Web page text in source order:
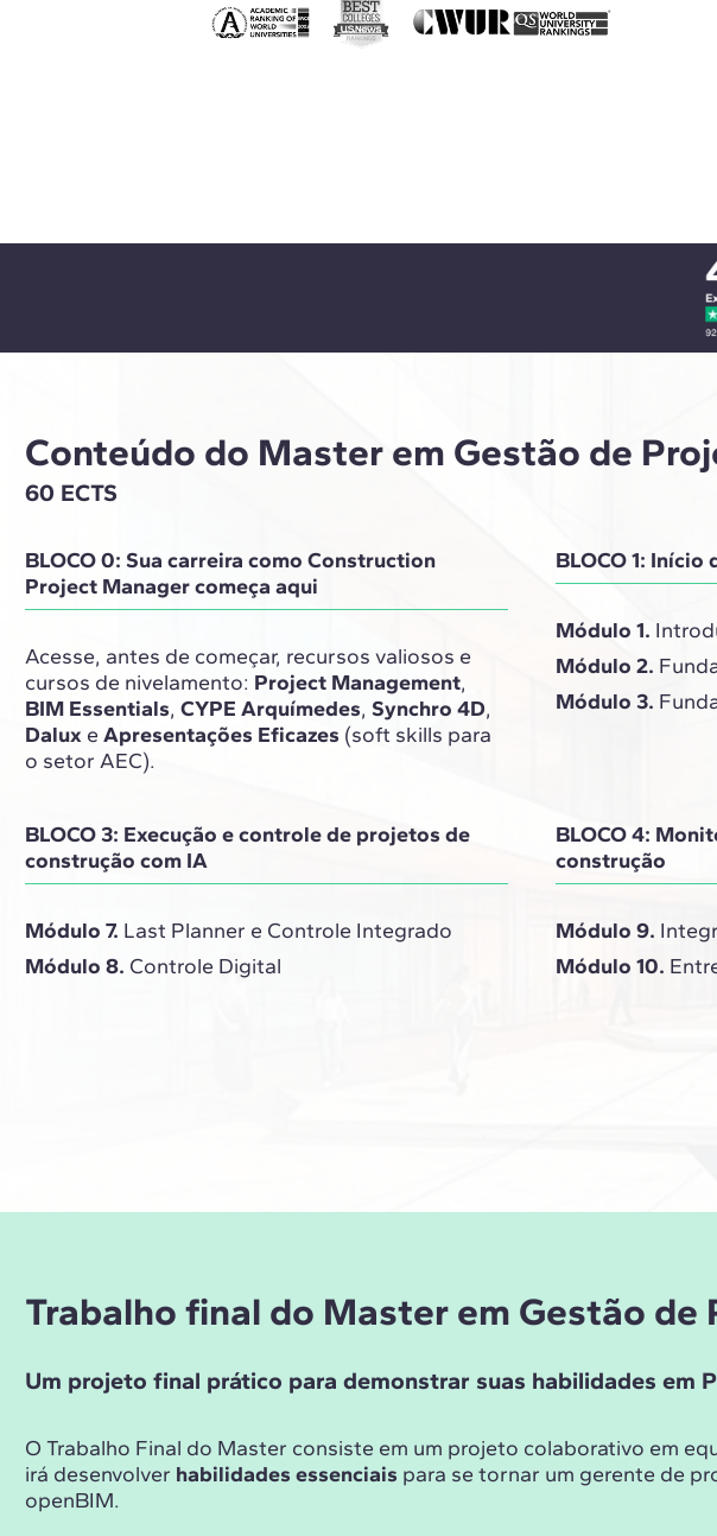
Conteúdo do Master em Gestão de
60 ECTS
BLOCO 0: Sua carreira como Construction
Project Manager começa aqui
Acesse, antes de começar, recursos valiosos e
cursos de nivelamento: Project Management,
BIM Essentials, CYPE Arquímedes, Synchro 4D,
Daluxe Apresentações Eficazes (soft skills para
o setor AEC).
BLOCO 1:
Módulo 1.
Módulo 2.
Módulo 3.
BLOCO 3: Execução e controle de projetos de
construção com IA
Módulo 7. Last Planner e Controle Integrado
Módulo 8. Controle Digital
BLOCO 4:
construção
Módulo 9.
Módulo 10.
Trabalho final do Master em Gestão
Um projeto final prático para demonstrar suas habilidades em
O Trabalho Final do Master consiste em um projeto colaborativo em
irá desenvolver habilidades essenciais para se tornar um gerente de
openBIM.